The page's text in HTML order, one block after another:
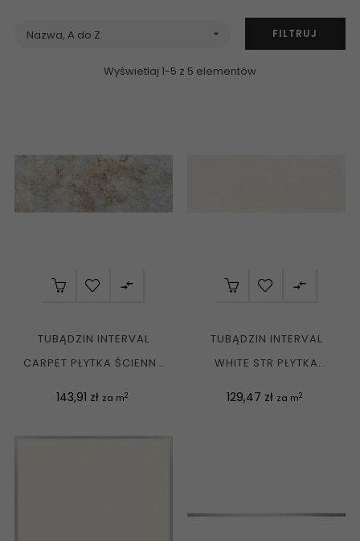
Nazwa, A do Z  FILTRUJ
Wyświetlaj 1-5 z 5 elementów

TUBĄDZIN INTERVAL
CARPET PŁYTKA ŚCIENNA
Cena
143,91 zł za m2

TUBĄDZIN INTERVAL
WHITE STR PŁYTKA
Cena
129,47 zł za m2